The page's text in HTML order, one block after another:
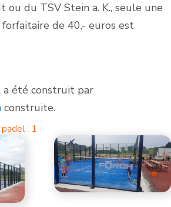
ou du TSV Stein a. K., seule une
de 40,- euros est
été construit par
construite.
: 1